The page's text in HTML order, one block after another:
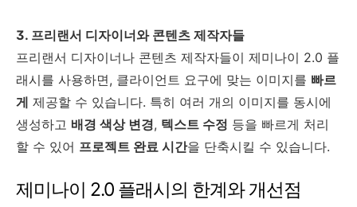
3. 프리랜서 디자이너와 콘텐츠 제작자들
프리랜서 디자이너나 콘텐츠 제작자들이 제미나이 2.0 플
래시를 사용하면, 클라이언트 요구에 맞는 이미지를 빠르
게 제공할 수 있습니다. 특히 여러 개의 이미지를 동시에
생성하고 배경 색상 변경, 텍스트 수정 등을 빠르게 처리
할 수 있어 프로젝트 완료 시간을 단축시킬 수 있습니다.
제미나이 2.0 플래시의 한계와 개선점